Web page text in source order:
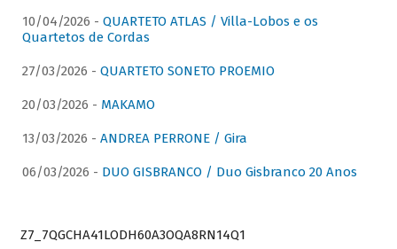
10/04/2026 - QUARTETO ATLAS / Villa-Lobos e os
Quartetos de Cordas
27/03/2026 - QUARTETO SONETO PROEMIO
20/03/2026 - MAKAMO
13/03/2026 - ANDREA PERRONE / Gira
06/03/2026 - DUO GISBRANCO / Duo Gisbranco 20 Anos
Z7_7QGCHA41LODH60A3OQA8RN14Q1